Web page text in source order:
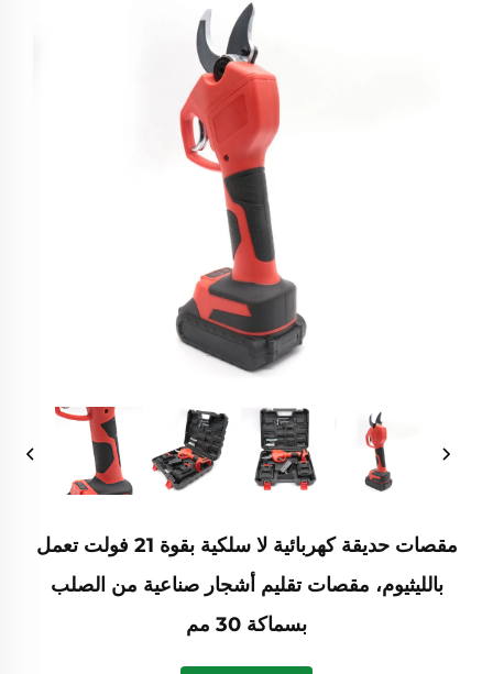
مقصات حديقة كهربائية لا سلكية بقوة 21 فولت تعمل
بالليثيوم، مقصات تقليم أشجار صناعية من الصلب
بسماكة 30 مم